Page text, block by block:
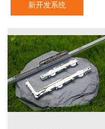
新开发系统
门窗配件
窗
挂
吊